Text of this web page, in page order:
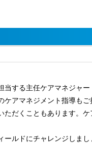
する主任ケアマネジャー
アマネジメント指導もご
だくこともあります。
ルドにチャレンジしまし